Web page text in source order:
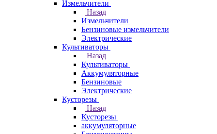
Измельчители
Назад
Измельчители
Бензиновые измельчители
Электрические
Культиваторы
Назад
Культиваторы
Аккумуляторные
Бензиновые
Электрические
Кусторезы
Назад
Кусторезы
аккумуляторные